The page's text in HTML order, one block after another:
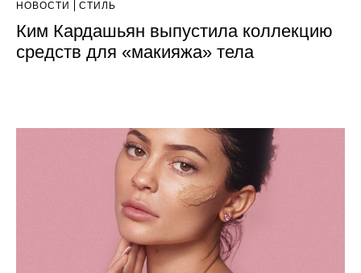
НОВОСТИ СТИЛЬ
Ким Кардашьян выпустила коллекцию
средств для «макияжа» тела